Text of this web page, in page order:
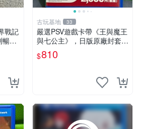
戰記
暢玩
行
古玩基地 33
嚴選PSV遊戲卡帶《王與魔王
與七公主》，日版原廠封套，
雙面精美封面，實測暢玩無障
礙。久藏家中，輕微使用痕
估。古董級遊戲限量收
$810